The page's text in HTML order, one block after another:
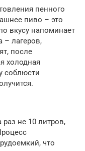
пенного
пиво – это
вкусу напоминает
– лагеров,
после
холодная
соблюсти
раз не 10 литров,
что